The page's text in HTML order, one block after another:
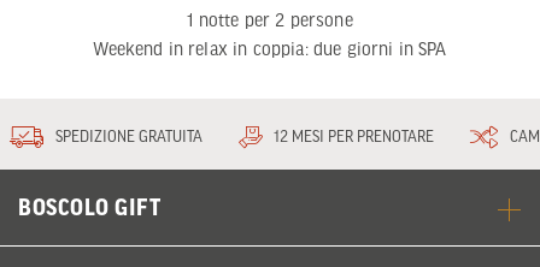
1 notte per 2 persone
Weekend in relax in coppia: due giorni in SPA
SPEDIZIONE GRATUITA 12 MESI PER PRENOTARE
BOSCOLO GIFT